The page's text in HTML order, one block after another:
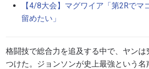
【4/8大会】マグワイア「第2Rでマ
留めたい」
格闘技で総合力を追及する中で、ヤンは
つけた。ジョンソンが史上最強という名